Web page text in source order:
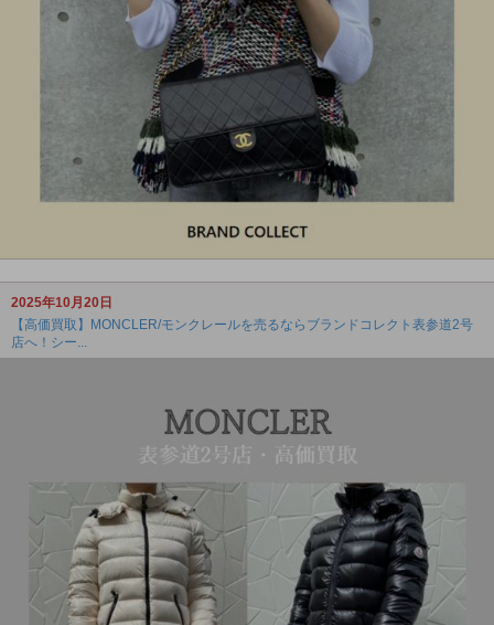
2025年10月20日
【高価買取】MONCLER/モンクレールを売るならブランドコレクト表参道2号
店へ！シー...